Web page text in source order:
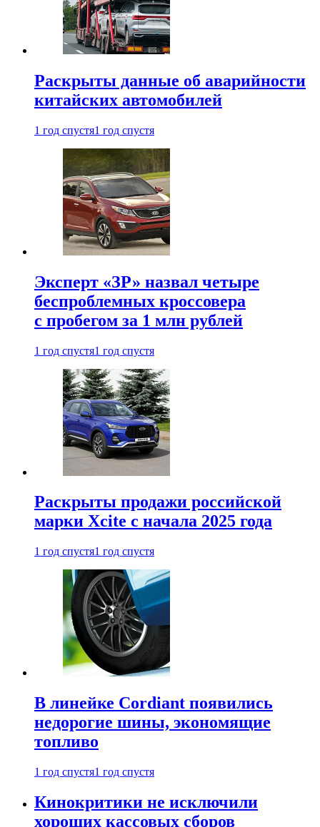
Раскрыты данные об аварийности
китайских автомобилей
1 год спустя1 год спустя
Эксперт «ЗР» назвал четыре
беспроблемных кроссовера
с пробегом за 1 млн рублей
1 год спустя1 год спустя
Раскрыты продажи российской
марки Xcite с начала 2025 года
1 год спустя1 год спустя
В линейке Cordiant появились
недорогие шины, экономящие
топливо
1 год спустя1 год спустя
Кинокритики не исключили
хороших кассовых сборов